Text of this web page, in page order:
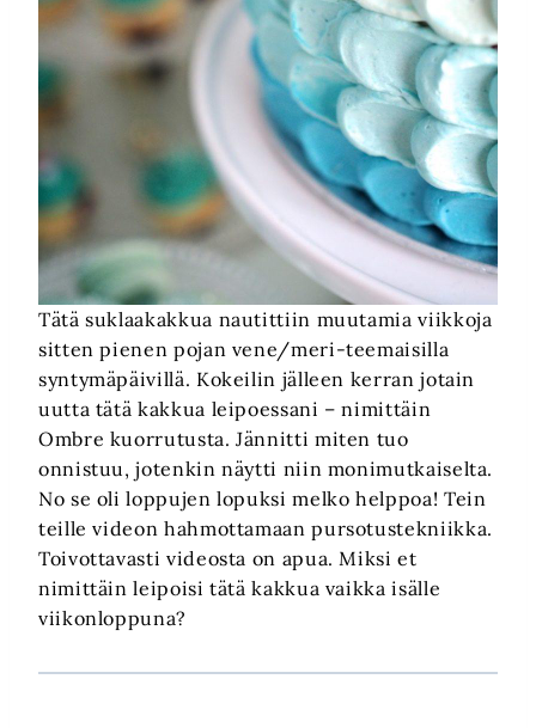
Tätä suklaakakkua nautittiin muutamia viikkoja
sitten pienen pojan vene/meri-teemaisilla
syntymäpäivillä. Kokeilin jälleen kerran jotain
uutta tätä kakkua leipoessani – nimittäin
Ombre kuorrutusta. Jännitti miten tuo
onnistuu, jotenkin näytti niin monimutkaiselta.
No se oli loppujen lopuksi melko helppoa! Tein
teille videon hahmottamaan pursotustekniikka.
Toivottavasti videosta on apua. Miksi et
nimittäin leipoisi tätä kakkua vaikka isälle
viikonloppuna?